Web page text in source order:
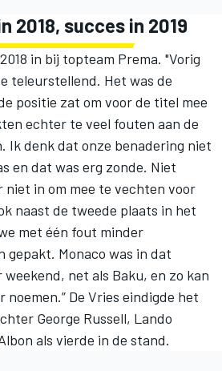
2018, succes in 2019
in bij topteam Prema. "Vorig
teleurstellend. Het was de
positie zat om voor de titel mee
echter te veel fouten aan de
Ik denk dat onze benadering niet
en dat was erg zonde. Niet
niet in om mee te vechten voor
naast de tweede plaats in het
met één fout minder
gepakt. Monaco was in dat
net als Baku, en zo kan
noemen.” De Vries eindigde het
George Russell, Lando
als vierde in de stand.